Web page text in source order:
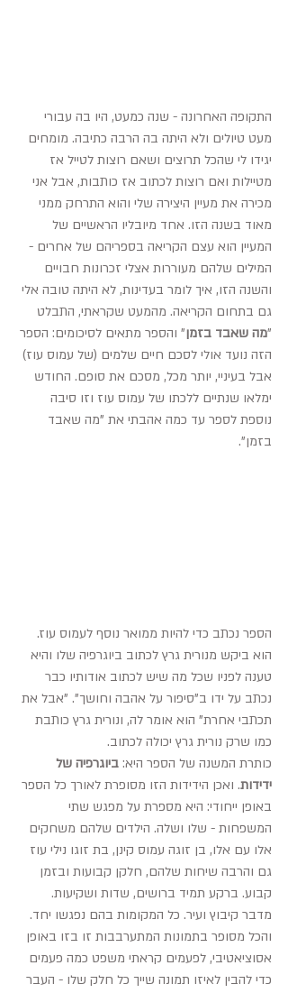
התקופה האחרונה - שנה כמעט, היו בה עבורי
מעט טיולים ולא היתה בה הרבה כתיבה. מומחים
יגידו לי שהכל תרוצים ושאם רוצות לטייל אז
מטיילות ואם רוצות לכתוב אז כותבות, אבל אני
מכירה את מעיין היצירה שלי והוא התרחק ממני
מאוד בשנה הזו. אחד מיובליו הראשיים של
המעיין הוא עצם הקריאה בספריהם של אחרים -
המילים שלהם מעוררות אצלי זכרונות חבויים
והשנה הזו, איך לומר בעדינות, לא היתה טובה אלי
גם בתחום הקריאה. מהמעט שקראתי, התבלט
"מה שאבד בזמן" והספר מתאים לסיכומים: הספר
הזה נועד אולי לסכם חיים שלמים (של עמוס עוז)
אבל בעיניי, יותר מכל, מסכם את סופם. החודש
ימלאו שנתיים ללכתו של עמוס עוז וזו סיבה
נוספת לספר עד כמה אהבתי את "מה שאבד
בזמן".
הספר נכתב כדי להיות ממואר נוסף לעמוס עוז.
הוא ביקש מנורית גרץ לכתוב ביוגרפיה שלו והיא
טענה לפניו שכל מה שיש לכתוב אודותיו כבר
נכתב על ידו ב"סיפור על אהבה וחושך". "אבל את
תכתבי אחרת" הוא אומר לה, ונורית גרץ כותבת
כמו שרק נורית גרץ יכולה לכתוב.
כותרת המשנה של הספר היא: ביוגרפיה של
ידידות. ואכן הידידות הזו מסופרת לאורך כל הספר
באופן ייחודי: היא מספרת על מפגש שתי
המשפחות - שלו ושלה. הילדים שלהם משחקים
אלו עם אלו, בן זוגה עמוס קינן, בת זוגו נילי עוז
גם והרבה שיחות שלהם, חלקן קבועות ובזמן
קבוע. ברקע תמיד ברושים, שדות ושקיעות.
מדבר קיבוץ ועיר. כל המקומות בהם נפגשו יחד.
והכל מסופר בתמונות המתערבבות זו בזו באופן
אסוציאטיבי, לפעמים קראתי משפט כמה פעמים
כדי להבין לאיזו תמונה שייך כל חלק שלו - העבר